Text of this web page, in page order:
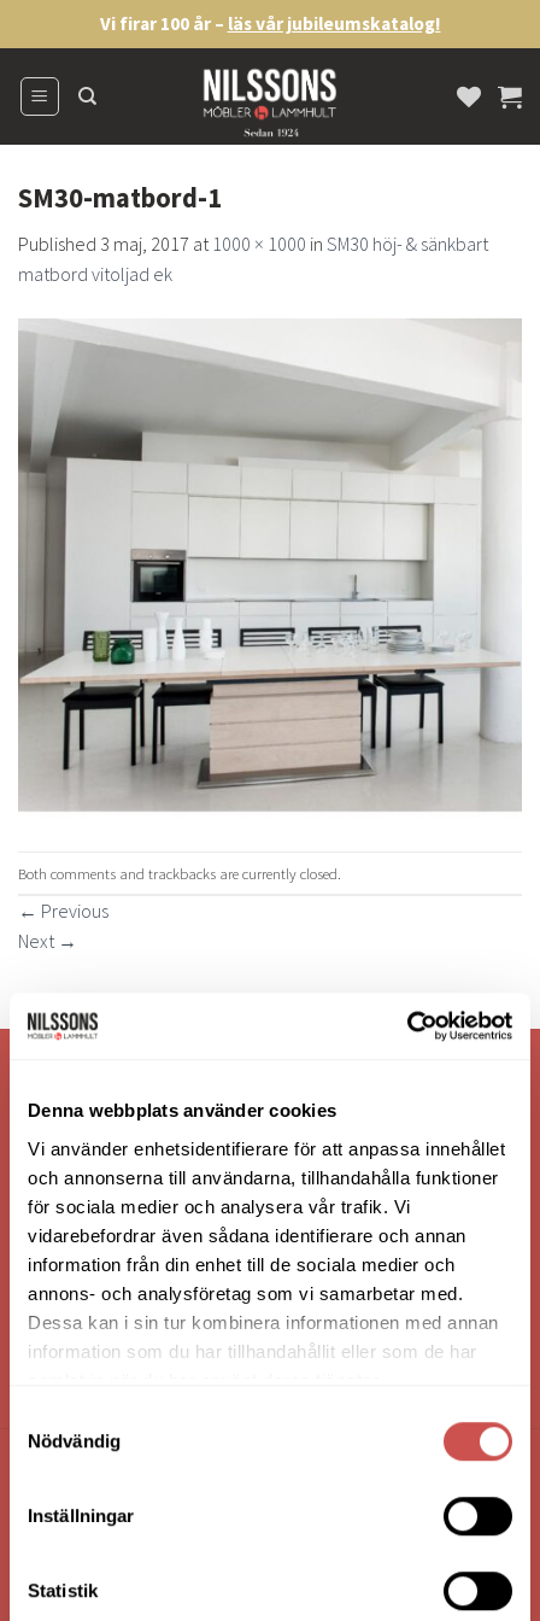
Denna webbplats använder cookies
Vi använder enhetsidentifierare för att anpassa innehållet
och annonserna till användarna, tillhandahålla funktioner
för sociala medier och analysera vår trafik. Vi
vidarebefordrar även sådana identifierare och annan
information från din enhet till de sociala medier och
annons- och analysföretag som vi samarbetar med.
Dessa kan i sin tur kombinera informationen med annan
information som du har tillhandahållit eller som de har
Nödvändig
Inställningar
Statistik
to
content
Vi firar 100 år – läs vår jubileumskatalog!
SM30-matbord-1
Published 3 maj, 2017 at1000 × 1000 in SM30 höj- & sänkbart
matbord vitoljad ek
Both comments and trackbacks are currently closed.
← Previous
Next →
363 44 Lammhult